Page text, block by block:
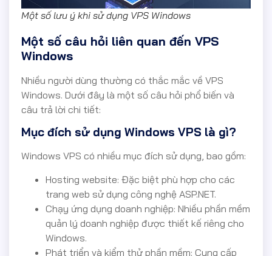
Một số lưu ý khi sử dụng VPS Windows
Một số câu hỏi liên quan đến VPS
Windows
Nhiều người dùng thường có thắc mắc về VPS
Windows. Dưới đây là một số câu hỏi phổ biến và
câu trả lời chi tiết:
Mục đích sử dụng Windows VPS là gì?
Windows VPS có nhiều mục đích sử dụng, bao gồm:
Hosting website: Đặc biệt phù hợp cho các
trang web sử dụng công nghệ ASP.NET.
Chạy ứng dụng doanh nghiệp: Nhiều phần mềm
quản lý doanh nghiệp được thiết kế riêng cho
Windows.
Phát triển và kiểm thử phần mềm: Cung cấp